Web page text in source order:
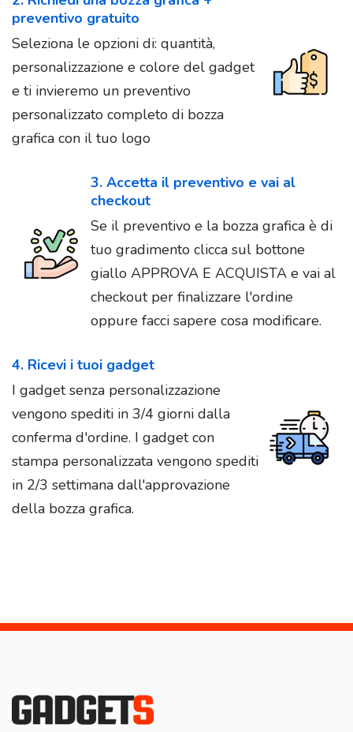
preventivo gratuito
Seleziona le opzioni di: quantità,
personalizzazione e colore del gadget
e ti invieremo un preventivo
personalizzato completo di bozza
grafica con il tuo logo
3. Accetta il preventivo e vai al
checkout
Se il preventivo e la bozza grafica è di
tuo gradimento clicca sul bottone
giallo APPROVA E ACQUISTA e vai al
checkout per finalizzare l'ordine
oppure facci sapere cosa modificare.
4. Ricevi i tuoi gadget
I gadget senza personalizzazione
vengono spediti in 3/4 giorni dalla
conferma d'ordine. I gadget con
stampa personalizzata vengono spediti
in 2/3 settimana dall'approvazione
della bozza grafica.